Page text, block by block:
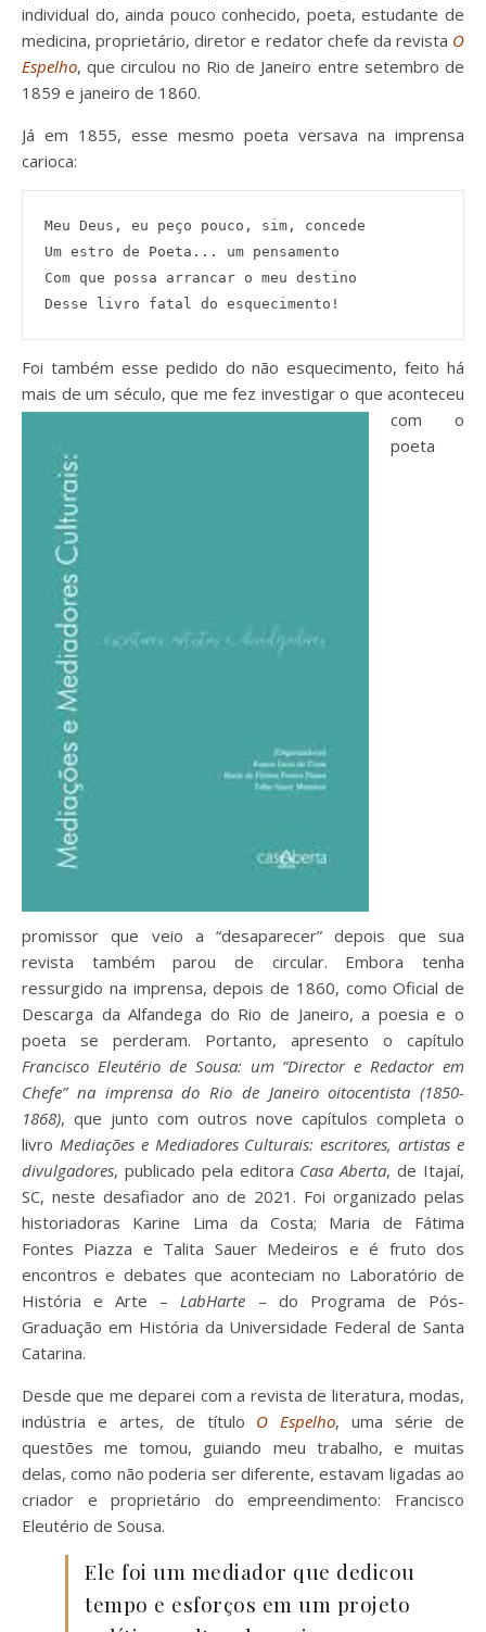
individual do, ainda pouco conhecido, poeta, estudante de
medicina, proprietário, diretor e redator chefe da revista O
Espelho, que circulou no Rio de Janeiro entre setembro de
1859 e janeiro de 1860.
Já em 1855, esse mesmo poeta versava na imprensa
carioca:
Meu Deus, eu peço pouco, sim, concede
Um estro de Poeta... um pensamento
Com que possa arrancar o meu destino
Desse livro fatal do esquecimento!
Foi também esse pedido do não esquecimento, feito há
mais de um século, que me fez investigar o que aconteceu
com o
poeta
promissor que veio a “desaparecer” depois que sua
revista também parou de circular. Embora tenha
ressurgido na imprensa, depois de 1860, como Oficial de
Descarga da Alfandega do Rio de Janeiro, a poesia e o
poeta se perderam. Portanto, apresento o capítulo
Francisco Eleutério de Sousa: um “Director e Redactor em
Chefe” na imprensa do Rio de Janeiro oitocentista (1850-
1868), que junto com outros nove capítulos completa o
livro Mediações e Mediadores Culturais: escritores, artistas e
divulgadores, publicado pela editora Casa Aberta, de Itajaí,
SC, neste desafiador ano de 2021. Foi organizado pelas
historiadoras Karine Lima da Costa; Maria de Fátima
Fontes Piazza e Talita Sauer Medeiros e é fruto dos
encontros e debates que aconteciam no Laboratório de
História e Arte –LabHarte – do Programa de Pós-
Graduação em História da Universidade Federal de Santa
Catarina.
Desde que me deparei com a revista de literatura, modas,
indústria e artes, de título O Espelho, uma série de
questões me tomou, guiando meu trabalho, e muitas
delas, como não poderia ser diferente, estavam ligadas ao
criador e proprietário do empreendimento: Francisco
Eleutério de Sousa.
Ele foi um mediador que dedicou
tempo e esforços em um projeto